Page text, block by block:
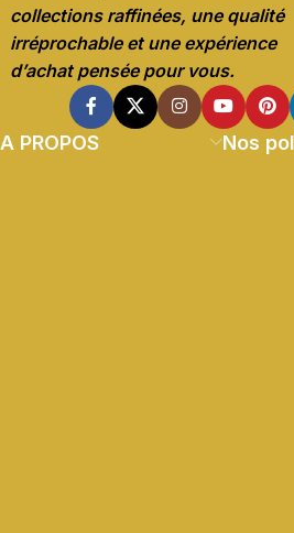
collections raffinées, une qualité
irréprochable et une expérience
d’achat pensée pour vous.
A PROPOS Nos